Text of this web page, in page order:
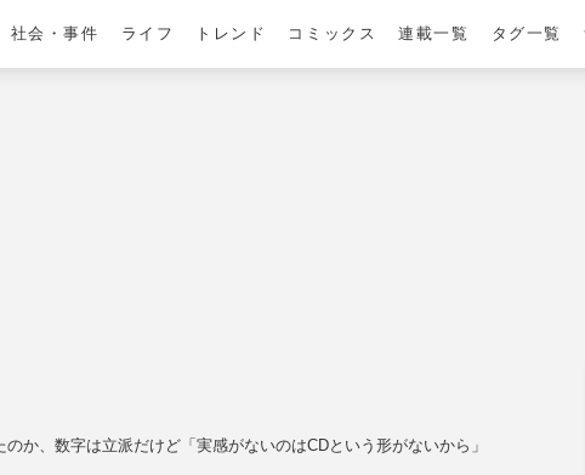
社会・事件 ライフ トレンド コミックス 連載一覧 タグ一覧
か、数字は立派だけど「実感がないのはCDという形がないから」